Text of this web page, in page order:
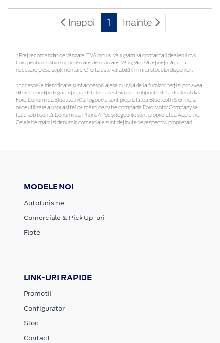
Inapoi 1 Inainte
*Preţ recomandat de vânzare, TVA inclus. Vă rugăm să contactaţi dealerul dvs.
Ford pentru costuri suplimentare de montare. Vă rugăm să rețineți că pot fi
necesare piese suplimentare. Oferta este valabilă în limita stocului disponibil.
*Accesoriile identificate sunt accesorii alese cu grijă de la furnizori terți și pot avea
diferite condiții de garanție, iar detaliile acestora pot fi obținute de la dealerul dvs.
Ford. Denumirea Bluetooth® și logourile sunt proprietatea Bluetooth SIG, Inc. și
orice utilizare a unor astfel de mărci de către compania Ford Motor Company se
face sub licență. Denumirea iPhone/iPod și logourile sunt proprietatea Apple Inc.
Celelalte mărci și denumiri comerciale sunt deținute de respectivii proprietari
MODELE NOI
Autoturisme
Comerciale & Pick Up-uri
Flote
LINK-URI RAPIDE
Promotii
Configurator
Stoc
Contact